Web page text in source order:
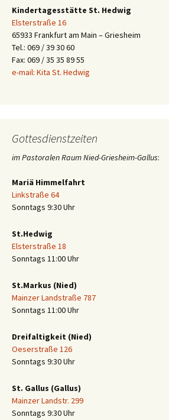
Kindertagesstätte St. Hedwig
Elsterstraße 16
65933 Frankfurt am Main – Griesheim
Tel.: 069 / 39 30 60
Fax: 069 / 35 35 89 55
e-mail: Kita St. Hedwig
Gottesdienstzeiten
im Pastoralen Raum Nied-Griesheim-Gallus:
Mariä Himmelfahrt
Linkstraße 64
Sonntags 9:30 Uhr
St.Hedwig
Elsterstraße 18
Sonntags 11:00 Uhr
St.Markus (Nied)
Mainzer Landstraße 787
Sonntags 11:00 Uhr
Dreifaltigkeit (Nied)
Oeserstraße 126
Sonntags 9:30 Uhr
St. Gallus (Gallus)
Mainzer Landstr. 299
Sonntags 9:30 Uhr